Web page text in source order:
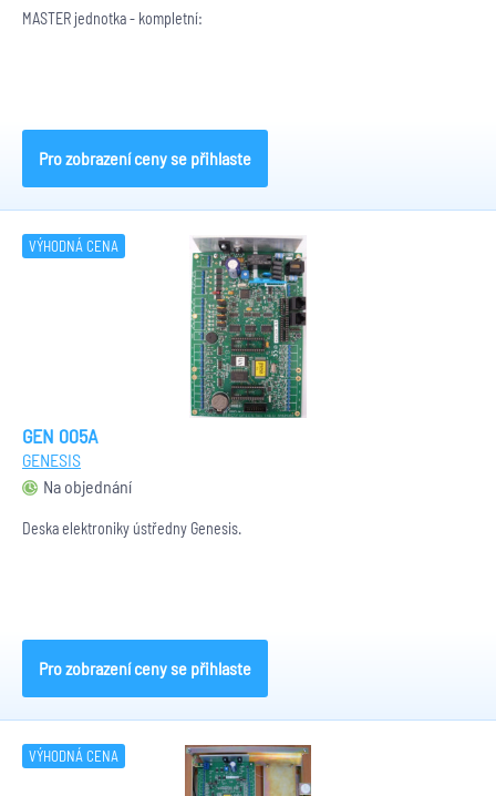
MASTER jednotka - kompletní:
Pro zobrazení ceny se přihlaste
VÝHODNÁ CENA
GEN 005A
GENESIS
Na objednání
Deska elektroniky ústředny Genesis.
Pro zobrazení ceny se přihlaste
VÝHODNÁ CENA